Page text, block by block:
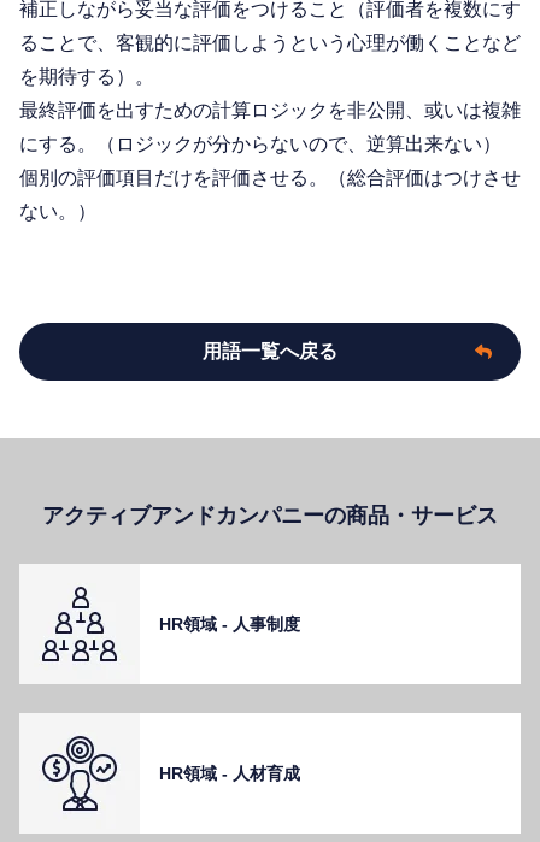
補正しながら妥当な評価をつけること（評価者を複数にす
ることで、客観的に評価しようという心理が働くことなど
を期待する）。
最終評価を出すための計算ロジックを非公開、或いは複雑
にする。（ロジックが分からないので、逆算出来ない）
個別の評価項目だけを評価させる。（総合評価はつけさせ
ない。）
用語一覧へ戻る
アクティブアンドカンパニーの商品・サービス
HR領域 - ⼈事制度
HR領域 - ⼈材育成